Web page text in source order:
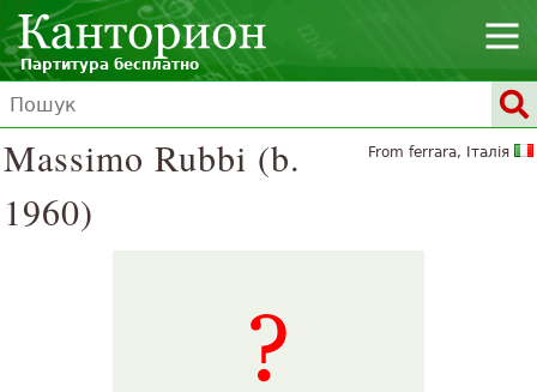
Партитура бесплатно
From ferrara, Італія
Massimo Rubbi (b.
1960)